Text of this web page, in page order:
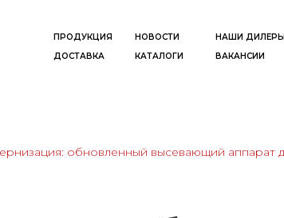
ПРОДУКЦИЯ НОВОСТИ НАШИ ДИЛЕРЫ
ДОСТАВКА
КАТАЛОГИ ВАКАНСИИ
обновленный высевающий аппарат